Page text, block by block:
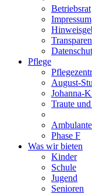
Betriebsrat
Impressum
Pflege
August-
Johanna-
Traute
Phase F
Was wir bieten
Kinder
Schule
Jugend
Senioren